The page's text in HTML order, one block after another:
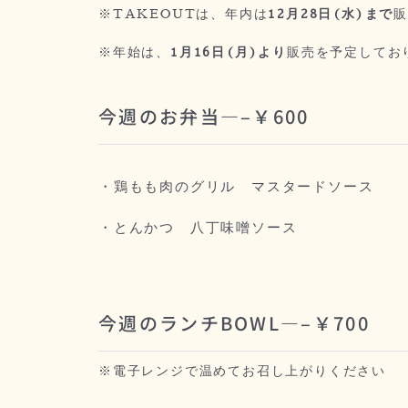
※TAKEOUTは、年内は12月28日(水)まで
※年始は、 1月16日(月)より販売を予定してお
今週のお弁当—–￥600
・鶏もも肉のグリル マスタードソース
・とんかつ 八丁味噌ソース
今週のランチBOWL—–￥700
※電子レンジで温めてお召し上がりください